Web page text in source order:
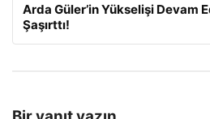
Arda Güler’in Yükselişi Devam
Şaşırttı!